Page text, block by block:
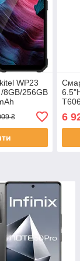
WP23
8GB/256GB
₴ 6